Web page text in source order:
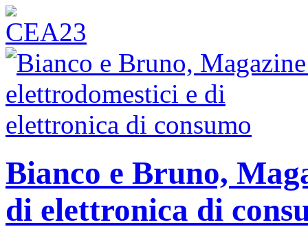
Bianco e Bruno,
di elettronica di